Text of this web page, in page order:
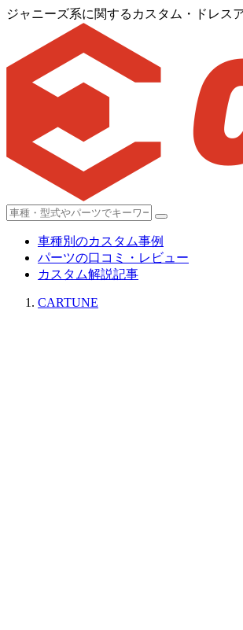
ジャニーズ系に関するカスタム・ドレス
車種別のカスタム事例
パーツの口コミ・レビュー
カスタム解説記事
CARTUNE